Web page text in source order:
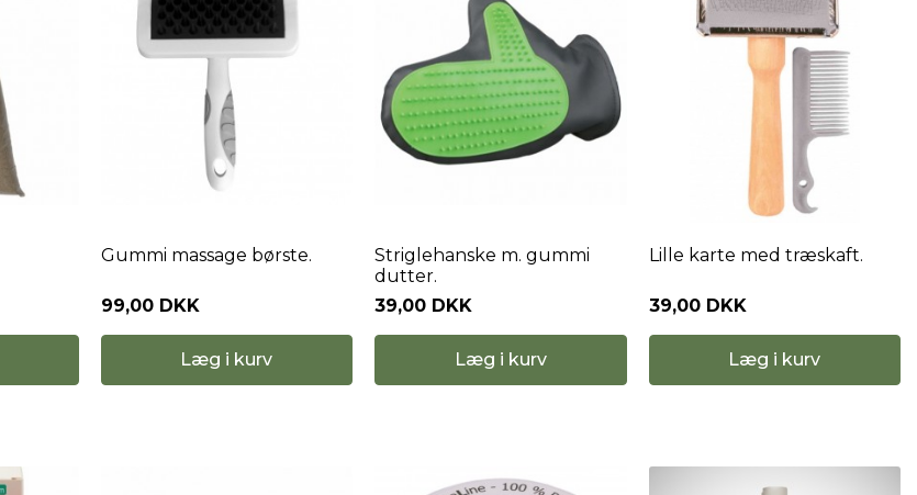
Gummi massage børste.
99,00 DKK
Læg i kurv
Striglehanske m. gummi
dutter.
39,00 DKK
Læg i kurv
Lille karte med træskaft.
39,00 DKK
Læg i kurv